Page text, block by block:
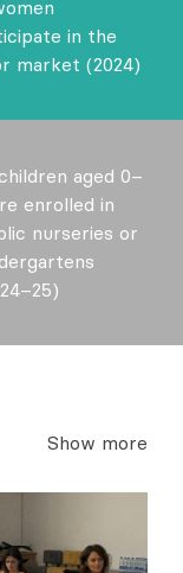
in the
market (2024)
aged 0–
enrolled in
nurseries or
Show more